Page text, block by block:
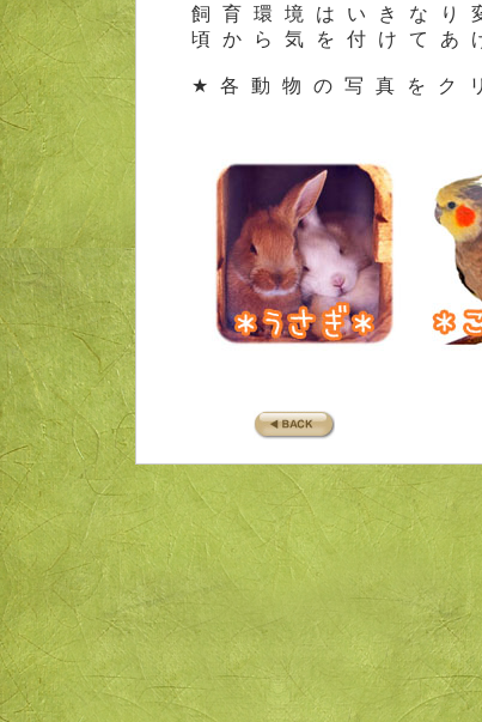
飼育環境はいきなり
頃から気を付けてあ
★各動物の写真をク